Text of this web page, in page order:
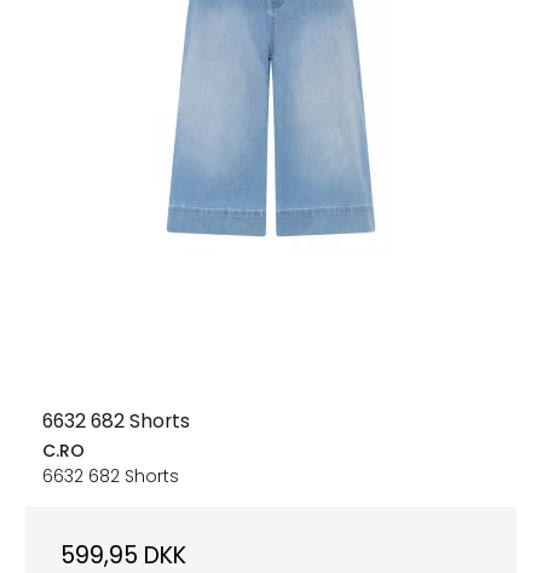
6632 682 Shorts
C.RO
6632 682 Shorts
599,95 DKK